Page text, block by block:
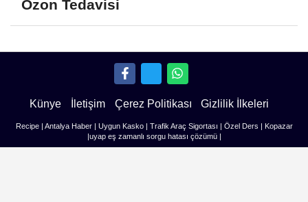
Ozon Tedavisi
Künye İletişim Çerez Politikası Gizlilik İlkeleri
Recipe| Antalya Haber| Uygun Kasko| Trafik Araç Sigortası Özel Ders
Kopazar
uyap eş zamanlı sorgu hatası çözümü|